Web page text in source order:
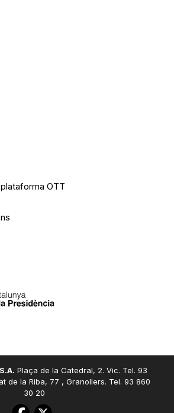
OTT
Plaça de la Catedral, 2. Vic. Tel. 93
de la Riba, 77 , Granollers. Tel. 93 860
30 20